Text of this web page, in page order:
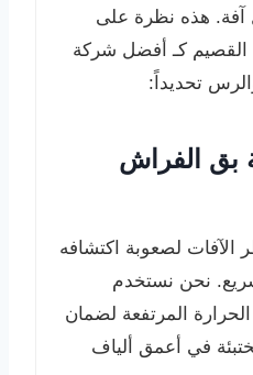
آفة. هذه نظرة على
القصيم كـ أفضل شركة
تحديداً:
بق الفراش
لصعوبة اكتشافه
نحن نستخدم
المرتفعة لضمان
في أعمق ألياف